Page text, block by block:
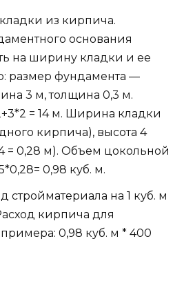
из кирпича.
основания
на ширину кладки и ее
размер фундамента —
3 м, толщина 0,3 м.
= 14 м. Ширина кладки
кирпича), высота 4
= 0,28 м). Объем цокольной
0,98 куб. м.
стройматериала на 1 куб. м
кирпича для
0,98 куб. м * 400